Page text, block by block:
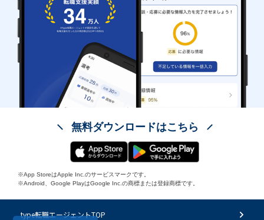
無料ダウンロードはこちら
※App StoreはApple Inc.のサービスマークです。
※Android、Google PlayはGoogle Inc.の商標または登録商標です。
type転職エージェントTOP